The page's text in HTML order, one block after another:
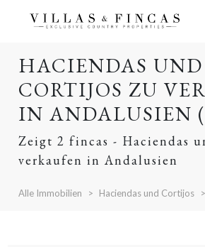
HACIENDAS UND
CORTIJOS ZU
IN ANDALUSIEN
Zeigt 2 fincas - Haciendas
verkaufen in Andalusien
Alle Immobilien Haciendas und Cortijos